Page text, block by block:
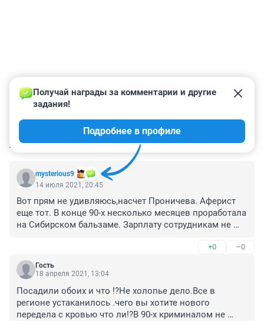
КОММЕНТАРИИ 34
mysterious9
Получай награды за комментарии и другие
задания!
Подробнее в профиле
14 июля 2021, 20:45
Вот прям не удивляюсь,насчет Проничева. Аферист
еще тот. В конце 90-х несколько месяцев проработала
на Сибирском бальзаме. Зарплату сотрудникам не
продается!" А магазины категорически отказывались
брать на реализацию алкогольную продукцию,только
на пороге появишься-товароведы руками
проработав 3 месяца на обещаниях зарплаты так и не
получила.
+0 –0
Гость
18 апреля 2021, 13:04
Посадили обоих и что !?Не холопье дело.Все в
регионе устаканилось .чего вы хотите нового
передела с кровью что ли!?В 90-х криминалом не